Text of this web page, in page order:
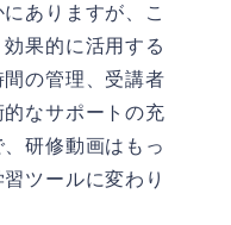
ありますが、こ
果的に活用する
の管理、受講者
なサポートの充
研修動画はもっ
ツールに変わり